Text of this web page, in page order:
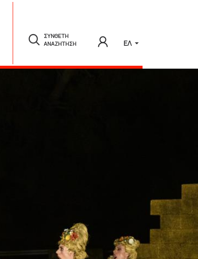
ΣΥΝΘΕΤΗ
ΑΝΑΖΗΤΗΣΗ
ΕΛ